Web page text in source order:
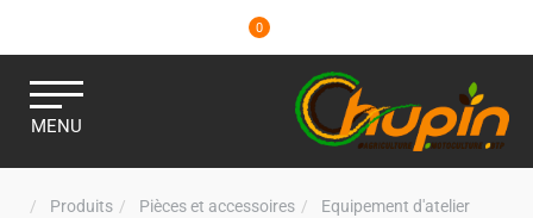
0
MENU
Produits Pièces et accessoires
Equipement d'atelier